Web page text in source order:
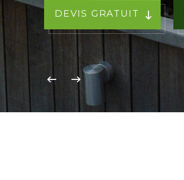
DEVIS GRATUIT